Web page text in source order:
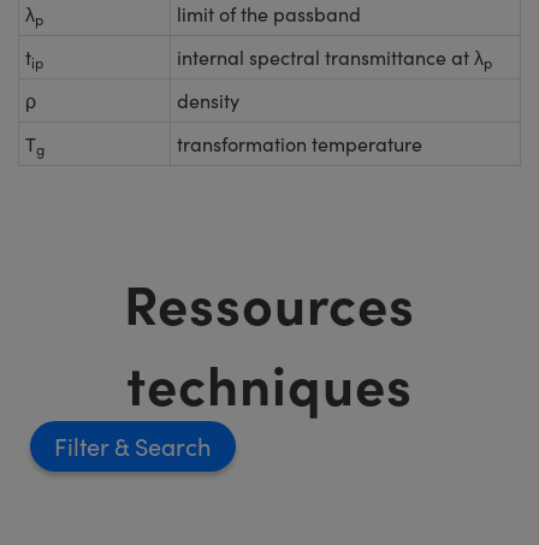
λp
limit of the passband
tip internal spectral transmittance at λp
ρ
density
Tg transformation temperature
Ressources
techniques
Filter